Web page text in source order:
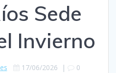
Sede
Invierno
17/06/2026 | 0